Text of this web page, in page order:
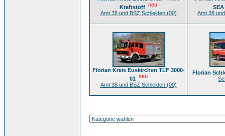
Kraftstoff neu
Amt 38 und BSZ Schleiden (00)
SEA
Amt 38
Florian Kreis Euskirchen TLF 3000-
01 neu
Amt 38 und BSZ Schleiden (00)
Florian